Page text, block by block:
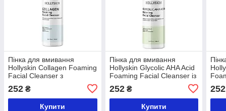
Пінка для вмивання
Hollyskin Collagen Foaming
Facial Cleanser з
252 ₴
Купити
Пінка для вмивання
Hollyskin Glycolic AHA Acid
Foaming Facial Cleanser із
гліколевою кислотою 150
мл
252₴
Купити
150
252